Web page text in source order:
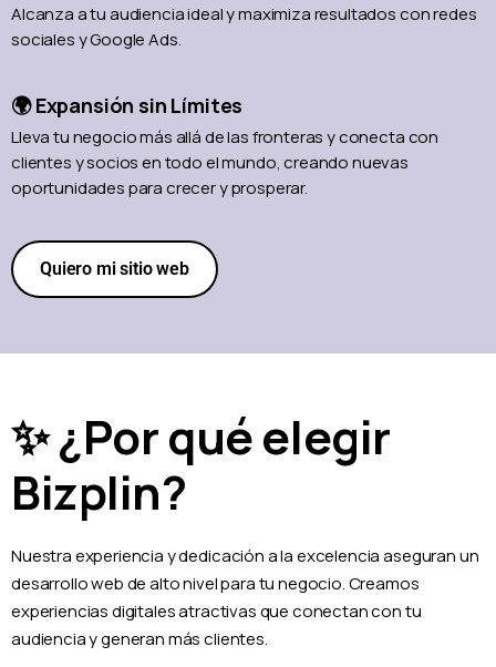
Alcanza a tu audiencia ideal y maximiza resultados con redes
sociales y Google Ads.
🌍 Expansión sin Límites
Lleva tu negocio más allá de las fronteras y conecta con
clientes y socios en todo el mundo, creando nuevas
oportunidades para crecer y prosperar.
Quiero mi sitio web
✨ ¿Por qué elegir
Bizplin?
Nuestra experiencia y dedicación a la excelencia aseguran un
desarrollo web de alto nivel para tu negocio. Creamos
experiencias digitales atractivas que conectan con tu
audiencia y generan más clientes.